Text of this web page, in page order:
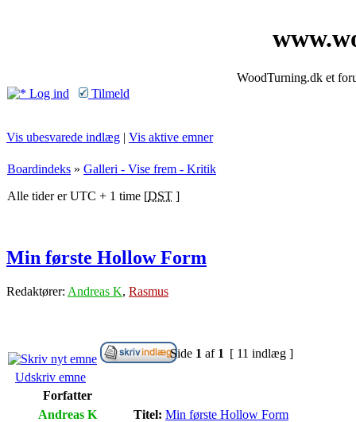
WoodTurning.dk et
Log ind
Tilmeld
Vis ubesvarede indlæg | Vis aktive emner
Boardindeks » Galleri - Vise frem - Kritik
Alle tider er UTC + 1 time [DST ]
Min første Hollow Form
Redaktører: Andreas K, Rasmus
Side 1 af 1 [ 11 indlæg ]
Udskriv emne
Forfatter
Andreas K
Titel: Min første Hollow Form